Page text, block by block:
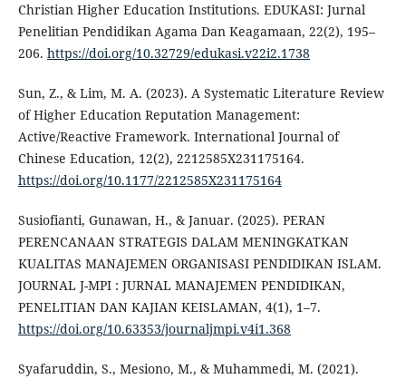
Christian Higher Education Institutions. EDUKASI: Jurnal
Penelitian Pendidikan Agama Dan Keagamaan, 22(2), 195–
206. https://doi.org/10.32729/edukasi.v22i2.1738
Sun, Z., & Lim, M. A. (2023). A Systematic Literature Review
of Higher Education Reputation Management:
Active/Reactive Framework. International Journal of
Chinese Education, 12(2), 2212585X231175164.
https://doi.org/10.1177/2212585X231175164
Susiofianti, Gunawan, H., & Januar. (2025). PERAN
PERENCANAAN STRATEGIS DALAM MENINGKATKAN
KUALITAS MANAJEMEN ORGANISASI PENDIDIKAN ISLAM.
JOURNAL J-MPI : JURNAL MANAJEMEN PENDIDIKAN,
PENELITIAN DAN KAJIAN KEISLAMAN, 4(1), 1–7.
https://doi.org/10.63353/journaljmpi.v4i1.368
Syafaruddin, S., Mesiono, M., & Muhammedi, M. (2021).